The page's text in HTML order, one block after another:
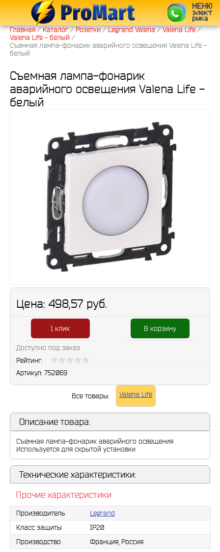
Главная/ Каталог/ Розетки/ Legrand Valena/ Valena Life/
Valena Life - белый /
Съемная лампа-фонарик аварийного освещения Valena Life -
белый
Съемная лампа-фонарик
аварийного освещения Valena Life -
белый
Цена: 498,57 руб.
В корзину
1 клик
Доступно под заказ
Рейтинг:
Артикул: 752069
Все товары: Valena Life
Описание товара:
Съемная лампа-фонарик аварийного освещения
Используется для скрытой установки
Технические характеристики:
Прочие характеристики
Производитель
Legrand
Класс защиты
IP20
Производство
Франция, Россия